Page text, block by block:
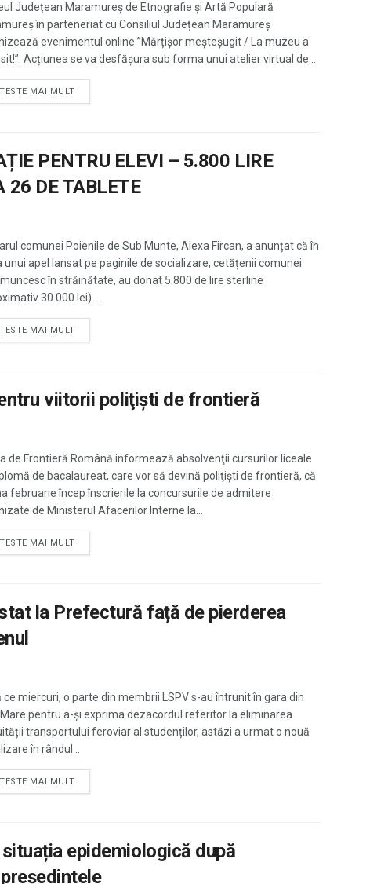
Județean Maramureș de Etnografie și Artă Populară
în parteneriat cu Consiliul Județean Maramureș
evenimentul online ”Mărțișor meșteșugit / La muzeu a
Acțiunea se va desfășura sub forma unui atelier virtual de...
MAI MULT
PENTRU ELEVI – 5.800 LIRE
26 DE TABLETE
comunei Poienile de Sub Munte, Alexa Fircan, a anunțat că în
unui apel lansat pe paginile de socializare, cetățenii comunei
în străinătate, au donat 5.800 de lire sterline
30.000 lei)....
MAI MULT
viitorii poliţişti de frontieră
de Frontieră Română informează absolvenţii cursurilor liceale
de bacalaureat, care vor să devină poliţişti de frontieră, că
februarie încep înscrierile la concursurile de admitere
de Ministerul Afacerilor Interne la...
MAI MULT
la Prefectură față de pierderea
ce miercuri, o parte din membrii LSPV s-au întrunit în gara din
Mare pentru a-și exprima dezacordul referitor la eliminarea
transportului feroviar al studenților, astăzi a urmat o nouă
în rândul...
MAI MULT
epidemiologică după